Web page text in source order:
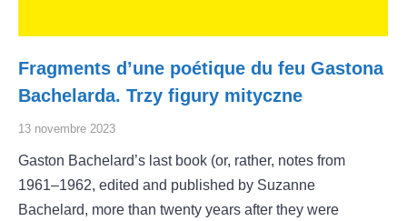
Fragments d’une poétique du feu Gastona
Bachelarda. Trzy figury mityczne
13 novembre 2023
Gaston Bachelard’s last book (or, rather, notes from
1961–1962, edited and published by Suzanne
Bachelard, more than twenty years after they were